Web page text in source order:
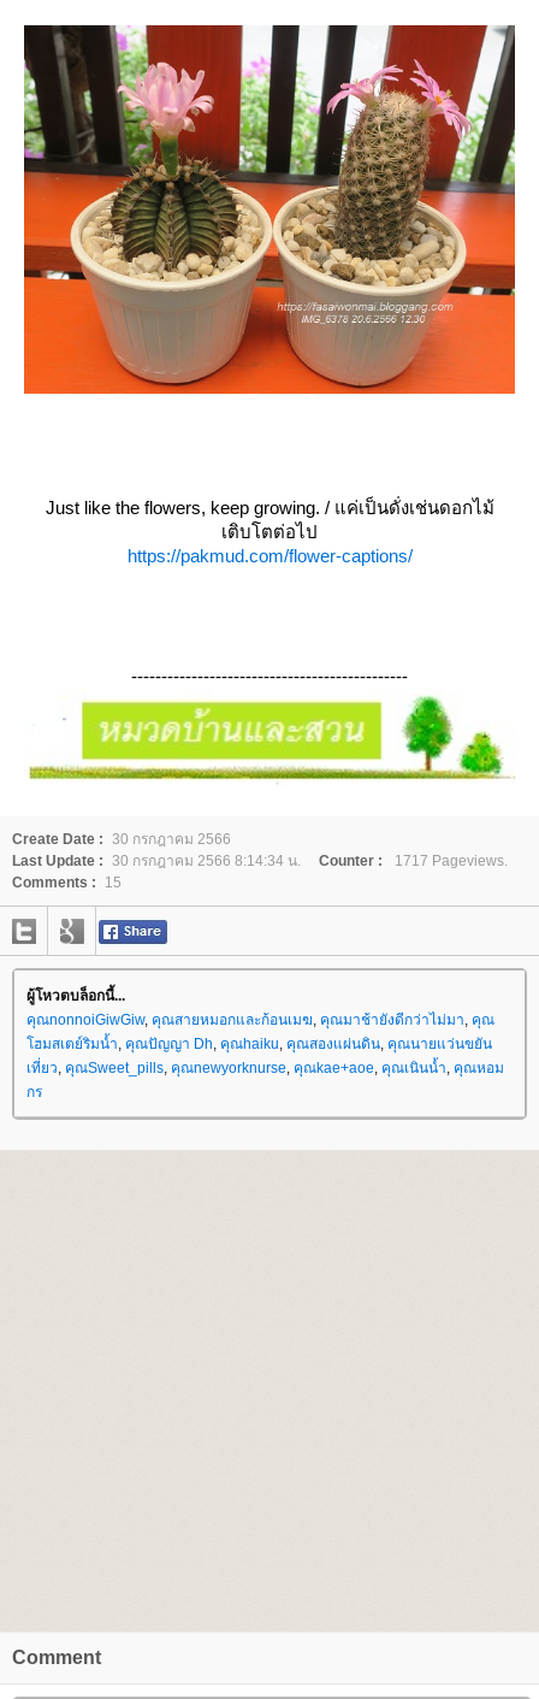
Just like the flowers, keep growing. / แค่เป็นดั่งเช่นดอกไม้
เติบโตต่อไป
https://pakmud.com/flower-captions/
----------------------------------------------
Create Date : 30 กรกฎาคม 2566
Last Update : 30 กรกฎาคม 2566 8:14:34 น. Counter :
1717 Pageviews.
Comments :
15
ผู้โหวตบล็อกนี้...
คุณnonnoiGiwGiw, คุณสายหมอกและก้อนเมฆ, คุณมาช้ายังดีกว่าไม่มา, คุณ
ฮมสเตย์ริมน้ำ, คุณปัญญา Dh, คุณhaiku, คุณสองแผ่นดิน, คุณนายแว่นขยัน
เที่ยว, คุณSweet_pills, คุณnewyorknurse, คุณkae+aoe, คุณเนินน้ำ, คุณหอม
กร
Comment